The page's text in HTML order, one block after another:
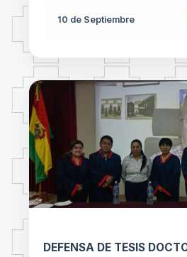
10 de Septiembre
DEFENSA DE TESIS